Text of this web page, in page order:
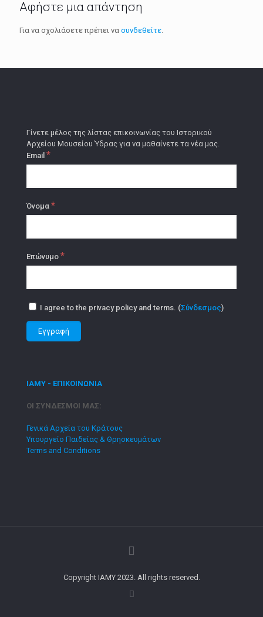
Αφήστε μια απάντηση
Για να σχολιάσετε πρέπει να συνδεθείτε.
Γίνετε μέλος της λίστας επικοινωνίας του Ιστορικού
Αρχείου Μουσείου Ύδρας για να μαθαίνετε τα νέα μας.
Email *
Όνομα *
Επώνυμο *
I agree to the privacy policy and terms. (Σύνδεσμος)
ΙΑΜΥ - ΕΠΙΚΟΙΝΩΝΙΑ
ΟΙ ΣΥΝΔΕΣΜΟΙ ΜΑΣ:
Γενικά Αρχεία του Κράτους
Υπουργείο Παιδείας & Θρησκευμάτων
Terms and Conditions
Copyright IAMY 2023. All rights reserved.